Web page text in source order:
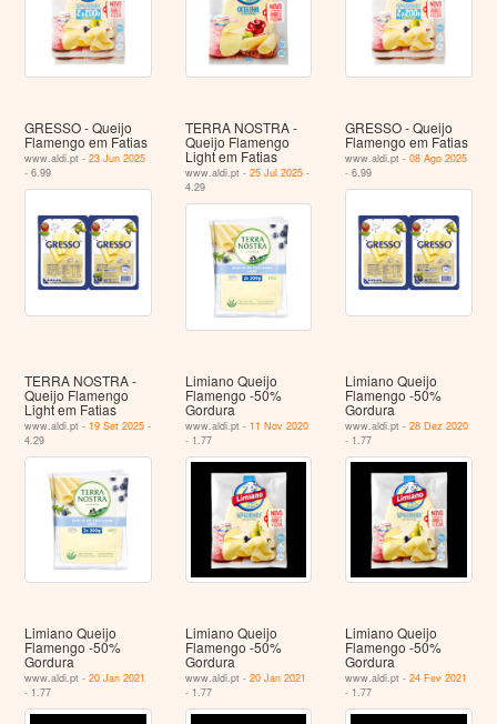
GRESSO - Queijo
Flamengo em Fatias
www.aldi.pt -23 Jun 2025
- 6.99
TERRA NOSTRA -
Queijo Flamengo
Light em Fatias
www.aldi.pt - 25 Jul 2025-
4.29
GRESSO - Queijo
Flamengo em Fatias
www.aldi.pt -08 Ago 2025
- 6.99
TERRA NOSTRA -
Queijo Flamengo
Light em Fatias
www.aldi.pt - 19 Set 2025 -
4.29
Limiano Queijo
Flamengo -50%
Gordura
www.aldi.pt - 11 Nov 2020
- 1.77
Limiano Queijo
Flamengo -50%
Gordura
www.aldi.pt -28 Dez 2020
- 1.77
Limiano Queijo
Flamengo -50%
Gordura
www.aldi.pt -20 Jan 2021
- 1.77
Limiano Queijo
Flamengo -50%
Gordura
www.aldi.pt - 20 Jan 2021
- 1.77
Limiano Queijo
Flamengo -50%
Gordura
www.aldi.pt -24 Fev 2021
- 1.77